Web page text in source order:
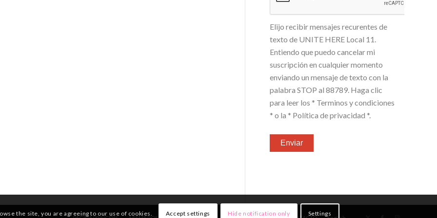
Elijo recibir mensajes recurentes de
texto de UNITE HERE Local 11.
Entiendo que puedo cancelar mi
suscripción en cualquier momento
enviando un mensaje de texto con la
palabra STOP al 88789. Haga clic
para leer los * Terminos y condiciones
* o la * Política de privacidad *.
the site, you are agreeing to our use of cookies. Accept settings Hide notification only Settings